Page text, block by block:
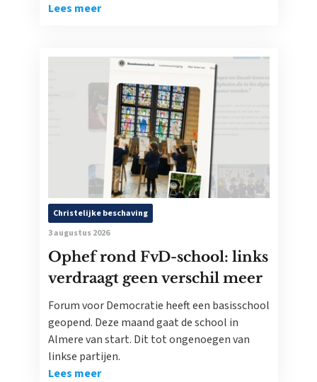
Lees meer
Christelijke beschaving
3 augustus 2026
Ophef rond FvD-school: links
verdraagt geen verschil meer
Forum voor Democratie heeft een basisschool
geopend. Deze maand gaat de school in
Almere van start. Dit tot ongenoegen van
linkse partijen.
Lees meer